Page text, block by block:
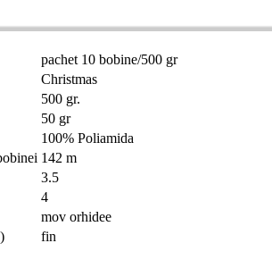
pachet 10 bobine/500 gr
Christmas
500 gr.
50 gr
100% Poliamida
142 m
3.5
4
mov orhidee
fin